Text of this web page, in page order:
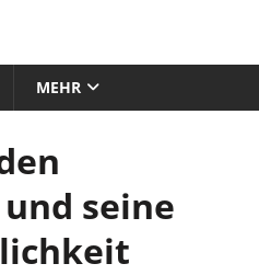
MEHR
seine